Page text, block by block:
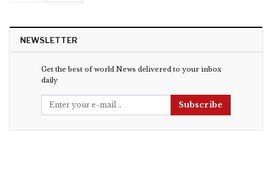
NEWSLETTER
Get the best of world News delivered to your inbox
daily
Subscribe